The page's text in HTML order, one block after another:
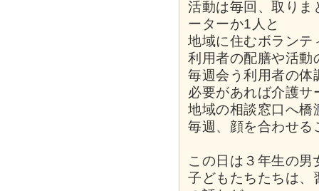
活動は毎回、取りま
ーターか1人と
地域に住むボランテ
利用者の配膳や活動
毎週会う利用者の体
必要があれば介護サ
地域の相談窓口へ橋
毎週、顔を合わせる
この日は３年生の
子どもたちたちは、